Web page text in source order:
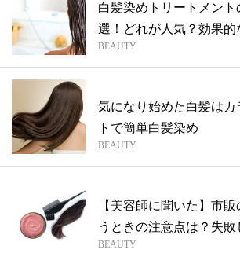
白髪染めトリートメン
選！どれが人気？効果的
BEAUTY
気になり始めた白髪は
トで簡単白髪染め
BEAUTY
【美容師に聞いた】市
うときの注意点は？失
ーの...
BEAUTY